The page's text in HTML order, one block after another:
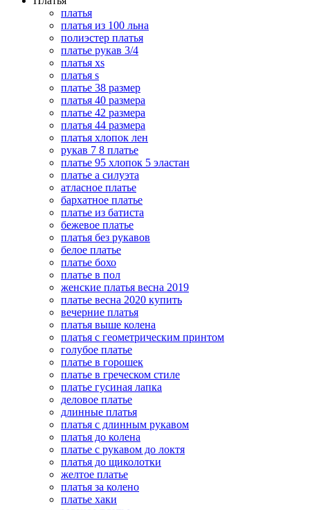
платья
платья из 100 льна
полиэстер платья
платье рукав 3/4
платья xs
платья s
платье 38 размер
платья 40 размера
платье 42 размера
платья 44 размера
платья хлопок лен
рукав 7 8 платье
платье 95 хлопок 5 эластан
платье а силуэта
атласное платье
бархатное платье
платье из батиста
бежевое платье
платья без рукавов
белое платье
платье бохо
платье в пол
женские платья весна 2019
платье весна 2020 купить
вечерние платья
платья выше колена
платья с геометрическим принтом
голубое платье
платье в горошек
платье в греческом стиле
платье гусиная лапка
деловое платье
длинные платья
платья с длинным рукавом
платья до колена
платье с рукавом до локтя
платья до щиколотки
желтое платье
платья за колено
платье хаки